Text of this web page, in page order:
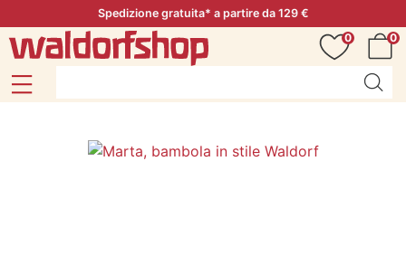
Spedizione gratuita* a partire da 129 €
0
0